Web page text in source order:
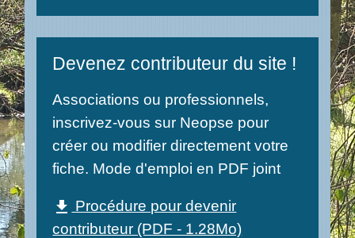
Devenez contributeur du site !
Associations ou professionnels,
inscrivez-vous sur Neopse pour
créer ou modifier directement votre
fiche. Mode d'emploi en PDF joint
file_download Procédure pour devenir
contributeur (PDF - 1.28Mo)